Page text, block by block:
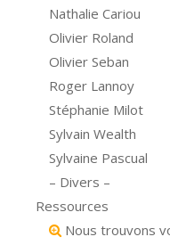
Nathalie Cariou
Olivier Roland
Olivier Seban
Roger Lannoy
Stéphanie Milot
Sylvain Wealth
Sylvaine Pascual
– Divers –
Ressources
Nous trouvons